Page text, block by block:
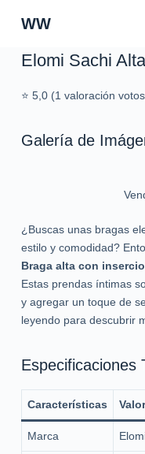
S
n
o
WW
Elomi Sachi
⭐ 5,0 (1 valoración
Galería de
¿Buscas unas bragas
estilo y comodidad?
Braga alta con
Estas prendas íntimas
y agregar un toque de
leyendo para descubrir
Especificaciones
Características
Marca